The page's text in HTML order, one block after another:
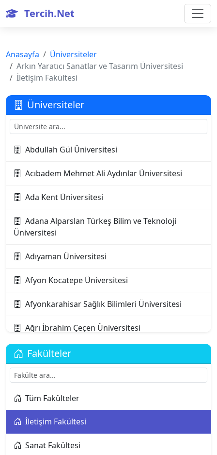
Tercih.Net
Anasayfa
Üniversiteler
Arkın Yaratıcı Sanatlar ve Tasarım Üniversitesi
İletişim Fakültesi
Üniversiteler
Abdullah Gül Üniversitesi
Acıbadem Mehmet Ali Aydınlar Üniversitesi
Ada Kent Üniversitesi
Adana Alparslan Türkeş Bilim ve Teknoloji
Üniversitesi
Adıyaman Üniversitesi
Afyon Kocatepe Üniversitesi
Afyonkarahisar Sağlık Bilimleri Üniversitesi
Ağrı İbrahim Çeçen Üniversitesi
Akdeniz Karpaz Üniversitesi
Akdeniz Üniversitesi
Aksaray Üniversitesi
Alanya Alaaddin Keykubat Üniversitesi
Alanya Üniversitesi
Fakülteler
Tüm Fakülteler
İletişim Fakültesi
Sanat Fakültesi